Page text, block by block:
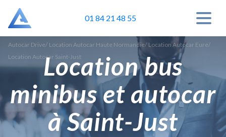
01 84 21 48 55
Autocar Drive/ Location Autocar Haute Normandie/ Location Autocar Eure/
Location Autocar Saint-Just
Location bus
minibus et autocar
à Saint-Just